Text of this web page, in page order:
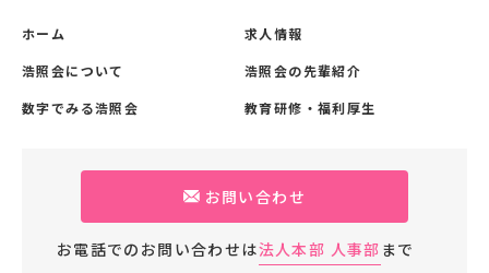
ホーム
求人情報
浩照会について
浩照会の先輩紹介
数字でみる浩照会
教育研修・福利厚生
お問い合わせ
お電話でのお問い合わせは法人本部 人事部 まで